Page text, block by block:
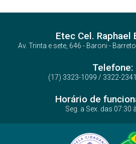
Etec Cel. Raphael
Av. Trinta e sete, 646 - Baroni -
Telefone:
(17) 3323-1099 / 3322-
Horário de
Seg. a Sex. das 07:30